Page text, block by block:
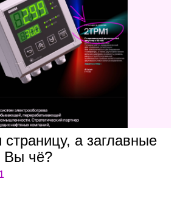
а заглав­ные
Вы чё?